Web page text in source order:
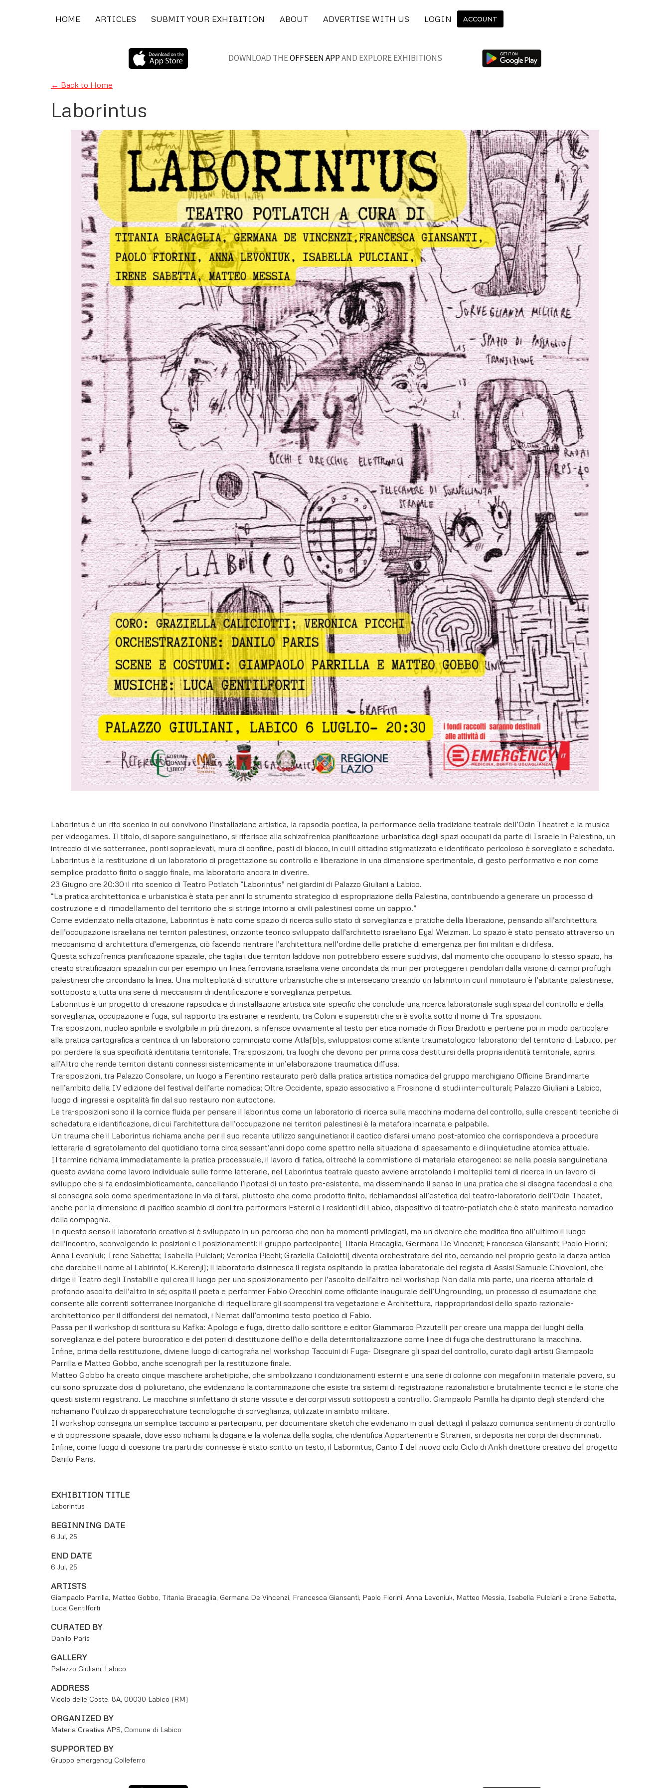
HOME ARTICLES SUBMIT YOUR EXHIBITION ABOUT ADVERTISE WITH US LOGIN ACCOUNT
DOWNLOAD THEOFFSEEN APPAND EXPLORE EXHIBITIONS
← Back to Home
Laborintus
Laborintus è un rito scenico in cui convivono l’installazione artistica, la rapsodia poetica, la performance della tradizione teatrale dell’Odin Theatret e la musica
per videogames. Il titolo, di sapore sanguinetiano, si riferisce alla schizofrenica pianificazione urbanistica degli spazi occupati da parte di Israele in Palestina, un
intreccio di vie sotterranee, ponti sopraelevati, mura di confine, posti di blocco, in cui il cittadino stigmatizzato e identificato pericoloso è sorvegliato e schedato.
Laborintus è la restituzione di un laboratorio di progettazione su controllo e liberazione in una dimensione sperimentale, di gesto performativo e non come
semplice prodotto finito o saggio finale, ma laboratorio ancora in diverire.
23 Giugno ore 20:30 il rito scenico di Teatro Potlatch “Laborintus” nei giardini di Palazzo Giuliani a Labico.
“La pratica architettonica e urbanistica è stata per anni lo strumento strategico di espropriazione della Palestina, contribuendo a generare un processo di
costruzione e di rimodellamento del territorio che si stringe intorno ai civili palestinesi come un cappio.”
Come evidenziato nella citazione, Laborintus è nato come spazio di ricerca sullo stato di sorveglianza e pratiche della liberazione, pensando all’architettura
dell’occupazione israeliana nei territori palestinesi, orizzonte teorico sviluppato dall’architetto israeliano Eyal Weizman. Lo spazio è stato pensato attraverso un
meccanismo di architettura d’emergenza, ciò facendo rientrare l’architettura nell’ordine delle pratiche di emergenza per fini militari e di difesa.
Questa schizofrenica pianificazione spaziale, che taglia i due territori laddove non potrebbero essere suddivisi, dal momento che occupano lo stesso spazio, ha
creato stratificazioni spaziali in cui per esempio un linea ferroviaria israeliana viene circondata da muri per proteggere i pendolari dalla visione di campi profughi
palestinesi che circondano la linea. Una molteplicità di strutture urbanistiche che si intersecano creando un labirinto in cui il minotauro è l’abitante palestinese,
sottoposto a tutta una serie di meccanismi di identificazione e sorveglianza perpetua.
Laborintus è un progetto di creazione rapsodica e di installazione artistica site-specific che conclude una ricerca laboratoriale sugli spazi del controllo e della
sorveglianza, occupazione e fuga, sul rapporto tra estranei e residenti, tra Coloni e superstiti che si è svolta sotto il nome di Tra-sposizioni.
Tra-sposizioni, nucleo apribile e svolgibile in più direzioni, si riferisce ovviamente al testo per etica nomade di Rosi Braidotti e pertiene poi in modo particolare
alla pratica cartografica a-centrica di un laboratorio cominciato come Atla(b)s, sviluppatosi come atlante traumatologico-laboratorio-del territorio di Lab.ico, per
poi perdere la sua specificità identitaria territoriale. Tra-sposizioni, tra luoghi che devono per prima cosa destituirsi della propria identità territoriale, aprirsi
all’Altro che rende territori distanti connessi sistemicamente in un’elaborazione traumatica diffusa.
Tra-sposizioni, tra Palazzo Consolare, un luogo a Ferentino restaurato però dalla pratica artistica nomadica del gruppo marchigiano Officine Brandimarte
nell’ambito della IV edizione del festival dell’arte nomadica; Oltre Occidente, spazio associativo a Frosinone di studi inter-culturali; Palazzo Giuliani a Labico,
luogo di ingressi e ospitalità fin dal suo restauro non autoctone.
Le tra-sposizioni sono il la cornice fluida per pensare il laborintus come un laboratorio di ricerca sulla macchina moderna del controllo, sulle crescenti tecniche di
schedatura e identificazione, di cui l’architettura dell’occupazione nei territori palestinesi è la metafora incarnata e palpabile.
Un trauma che il Laborintus richiama anche per il suo recente utilizzo sanguinetiano: il caotico disfarsi umano post-atomico che corrispondeva a procedure
letterarie di sgretolamento del quotidiano torna circa sessant’anni dopo come spettro nella situazione di spaesamento e di inquietudine atomica attuale.
Il termine richiama immediatamente la pratica processuale, il lavoro di fatica, oltreché la commistione di materiale eterogeneo: se nella poesia sanguinetiana
questo avviene come lavoro individuale sulle forme letterarie, nel Laborintus teatrale questo avviene arrotolando i molteplici temi di ricerca in un lavoro di
sviluppo che si fa endosimbioticamente, cancellando l’ipotesi di un testo pre-esistente, ma disseminando il senso in una pratica che si disegna facendosi e che
si consegna solo come sperimentazione in via di farsi, piuttosto che come prodotto finito, richiamandosi all’estetica del teatro-laboratorio dell’Odin Theatet,
anche per la dimensione di pacifico scambio di doni tra performers Esterni e i residenti di Labico, dispositivo di teatro-potlatch che è stato manifesto nomadico
della compagnia.
In questo senso il laboratorio creativo si è sviluppato in un percorso che non ha momenti privilegiati, ma un divenire che modifica fino all’ultimo il luogo
dell’incontro, sconvolgendo le posizioni e i posizionamenti: il gruppo partecipante( Titania Bracaglia, Germana De Vincenzi; Francesca Giansanti; Paolo Fiorini;
Anna Levoniuk; Irene Sabetta; Isabella Pulciani; Veronica Picchi; Graziella Caliciotti( diventa orchestratore del rito, cercando nel proprio gesto la danza antica
che darebbe il nome al Labirinto( K.Kerenji); il laboratorio disinnesca il regista ospitando la pratica laboratoriale del regista di Assisi Samuele Chiovoloni, che
dirige il Teatro degli Instabili e qui crea il luogo per uno sposizionamento per l’ascolto dell’altro nel workshop Non dalla mia parte, una ricerca attoriale di
profondo ascolto dell’altro in sé; ospita il poeta e performer Fabio Orecchini come officiante inaugurale dell’Ungrounding, un processo di esumazione che
consente alle correnti sotterranee inorganiche di riequelibrare gli scompensi tra vegetazione e Architettura, riappropriandosi dello spazio razionale-
architettonico per il diffondersi dei nematodi, i Nemat dall’omonimo testo poetico di Fabio.
Passa per il workshop di scrittura su Kafka: Apologo e fuga, diretto dallo scrittore e editor Giammarco Pizzutelli per creare una mappa dei luoghi della
sorveglianza e del potere burocratico e dei poteri di destituzione dell’io e della deterritorializazzione come linee di fuga che destrutturano la macchina.
Infine, prima della restituzione, diviene luogo di cartografia nel workshop Taccuini di Fuga- Disegnare gli spazi del controllo, curato dagli artisti Giampaolo
Parrilla e Matteo Gobbo, anche scenografi per la restituzione finale.
Matteo Gobbo ha creato cinque maschere archetipiche, che simbolizzano i condizionamenti esterni e una serie di colonne con megafoni in materiale povero, su
cui sono spruzzate dosi di poliuretano, che evidenziano la contaminazione che esiste tra sistemi di registrazione razionalistici e brutalmente tecnici e le storie che
questi sistemi registrano. Le macchine si infettano di storie vissute e dei corpi vissuti sottoposti a controllo. Giampaolo Parrilla ha dipinto degli stendardi che
richiamano l’utilizzo di apparecchiature tecnologiche di sorveglianza, utilizzate in ambito militare.
Il workshop consegna un semplice taccuino ai partecipanti, per documentare sketch che evidenzino in quali dettagli il palazzo comunica sentimenti di controllo
e di oppressione spaziale, dove esso richiami la dogana e la violenza della soglia, che identifica Appartenenti e Stranieri, si deposita nei corpi dei discriminati.
Infine, come luogo di coesione tra parti dis-connesse è stato scritto un testo, il Laborintus, Canto I del nuovo ciclo Ciclo di Ankh direttore creativo del progetto
Danilo Paris.
EXHIBITION TITLE
Laborintus
BEGINNING DATE
6 Jul, 25
END DATE
6 Jul, 25
ARTISTS
Giampaolo Parrilla, Matteo Gobbo, Titania Bracaglia, Germana De Vincenzi, Francesca Giansanti, Paolo Fiorini, Anna Levoniuk, Matteo Messia, Isabella Pulciani e Irene Sabetta,
Luca Gentilforti
CURATED BY
Danilo Paris
GALLERY
Palazzo Giuliani, Labico
ADDRESS
Vicolo delle Coste, 8A, 00030 Labico (RM)
ORGANIZED BY
Materia Creativa APS, Comune di Labico
SUPPORTED BY
Gruppo emergency Colleferro